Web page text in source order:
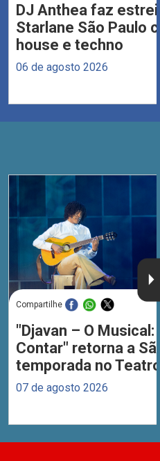
DJ Anthea faz
Starlane São Paulo
house e techno
06 de agosto 2026
Compartilhe
"Djavan – O Musical:
Contar" retorna a
temporada no
07 de agosto 2026